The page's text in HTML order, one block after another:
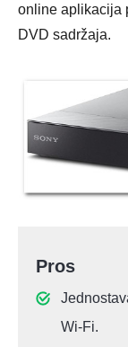
online aplikacija
DVD sadržaja.
Pros
Wi-Fi.